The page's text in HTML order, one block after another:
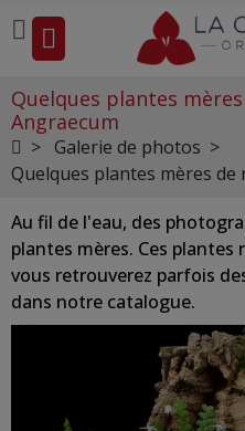
Quelques plantes
Angraecum
Galerie de photos
Quelques plantes mères
Au fil de l'eau, des
plantes mères. Ces plantes
vous retrouverez parfois
dans notre catalogue.